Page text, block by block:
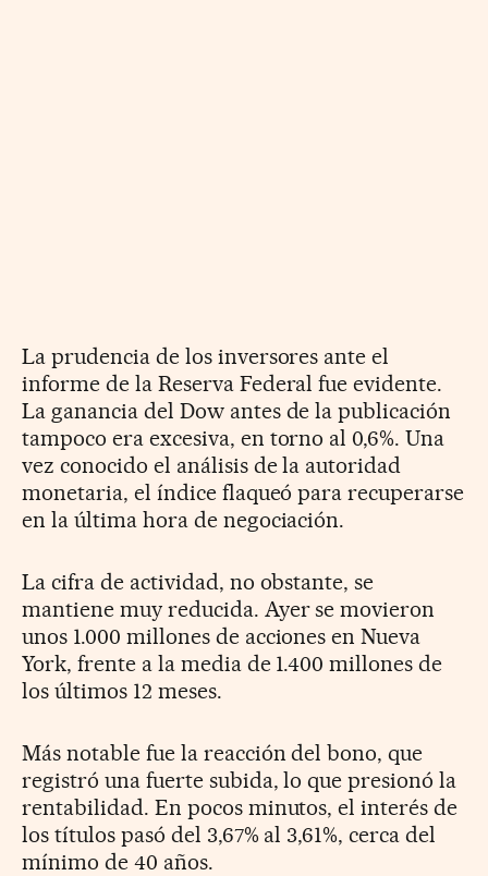
La prudencia de los inversores ante el
informe de la Reserva Federal fue evidente.
La ganancia del Dow antes de la publicación
tampoco era excesiva, en torno al 0,6%. Una
vez conocido el análisis de la autoridad
monetaria, el índice flaqueó para recuperarse
en la última hora de negociación.
La cifra de actividad, no obstante, se
mantiene muy reducida. Ayer se movieron
unos 1.000 millones de acciones en Nueva
York, frente a la media de 1.400 millones de
los últimos 12 meses.
Más notable fue la reacción del bono, que
registró una fuerte subida, lo que presionó la
rentabilidad. En pocos minutos, el interés de
los títulos pasó del 3,67% al 3,61%, cerca del
mínimo de 40 años.